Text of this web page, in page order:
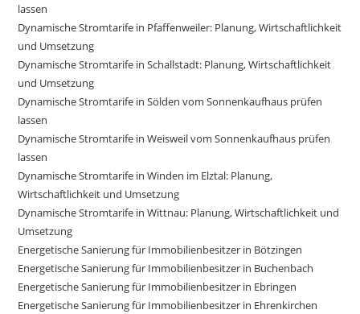
lassen
Dynamische Stromtarife in Pfaffenweiler: Planung, Wirtschaftlichkeit
und Umsetzung
Dynamische Stromtarife in Schallstadt: Planung, Wirtschaftlichkeit
und Umsetzung
Dynamische Stromtarife in Sölden vom Sonnenkaufhaus prüfen
lassen
Dynamische Stromtarife in Weisweil vom Sonnenkaufhaus prüfen
lassen
Dynamische Stromtarife in Winden im Elztal: Planung,
Wirtschaftlichkeit und Umsetzung
Dynamische Stromtarife in Wittnau: Planung, Wirtschaftlichkeit und
Umsetzung
Energetische Sanierung für Immobilienbesitzer in Bötzingen
Energetische Sanierung für Immobilienbesitzer in Buchenbach
Energetische Sanierung für Immobilienbesitzer in Ebringen
Energetische Sanierung für Immobilienbesitzer in Ehrenkirchen